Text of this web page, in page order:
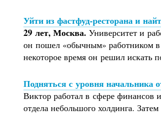
Уйти из фастфуд-ресторана и
29 лет, Москва. Университет и
он пошел «обычным» работником в
некоторое время он решил искать
Подняться с уровня начальника
Виктор работал в сфере финансов
отдела небольшого холдинга.